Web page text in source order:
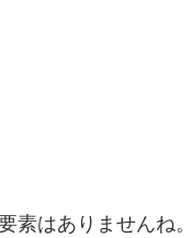
素はありませんね。